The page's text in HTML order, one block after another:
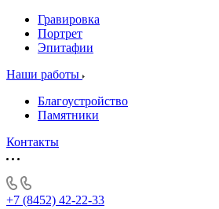
Гравировка
Портрет
Эпитафии
Наши работы
Благоустройство
Памятники
Контакты
+7 (8452) 42-22-33